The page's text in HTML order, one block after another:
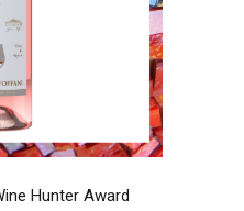
Hunter Award